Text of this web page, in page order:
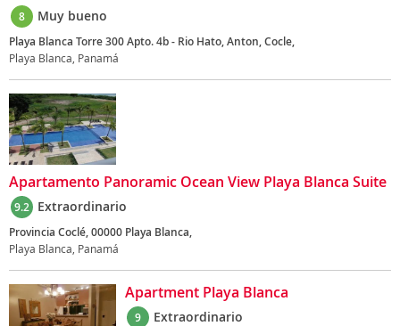
8 Muy bueno
Playa Blanca Torre 300 Apto. 4b - Rio Hato, Anton, Cocle,
Playa Blanca, Panamá
Apartamento Panoramic Ocean View Playa Blanca Suite
9.2 Extraordinario
Provincia Coclé, 00000 Playa Blanca,
Playa Blanca, Panamá
Apartment Playa Blanca
9 Extraordinario